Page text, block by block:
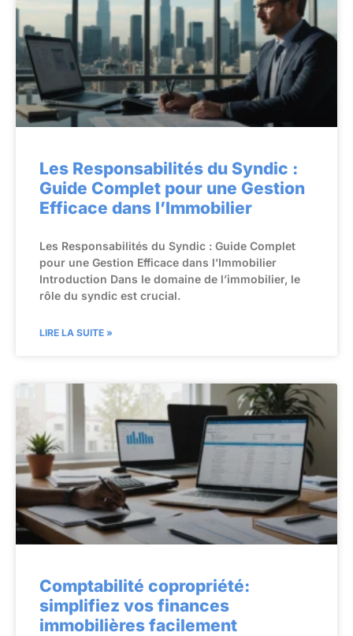
Les Responsabilités du Syndic :
Guide Complet pour une Gestion
Efficace dans l’Immobilier
Les Responsabilités du Syndic : Guide Complet
pour une Gestion Efficace dans l’Immobilier
Introduction Dans le domaine de l’immobilier, le
rôle du syndic est crucial.
LIRE LA SUITE »
Comptabilité copropriété:
simplifiez vos finances
immobilières facilement